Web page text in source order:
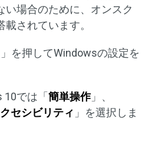
い場合のために、オンスク
されています。
」を押してWindowsの設定を
では「 簡単操作」、
セシビリティ 」を選択しま